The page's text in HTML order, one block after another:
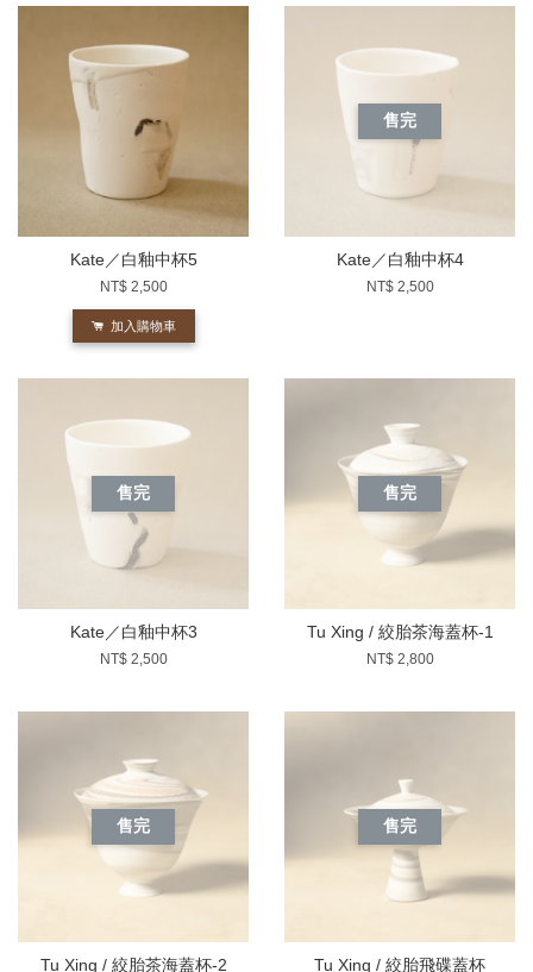
Kate／白釉中杯5
NT$ 2,500
加入購物車
售完
Kate／白釉中杯4
NT$ 2,500
售完
Kate／白釉中杯3
NT$ 2,500
售完
Tu Xing / 絞胎茶海蓋杯-1
NT$ 2,800
售完
Tu Xing / 絞胎茶海蓋杯-2
售完
Tu Xing / 絞胎飛碟蓋杯